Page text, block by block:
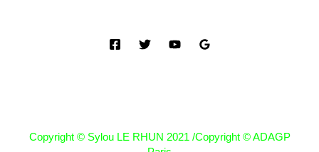
Copyright © Sylou LE RHUN 2021 /Copyright © ADAGP